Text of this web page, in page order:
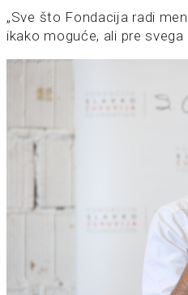
„Sve što Fondacija radi
ikako moguće, ali pre